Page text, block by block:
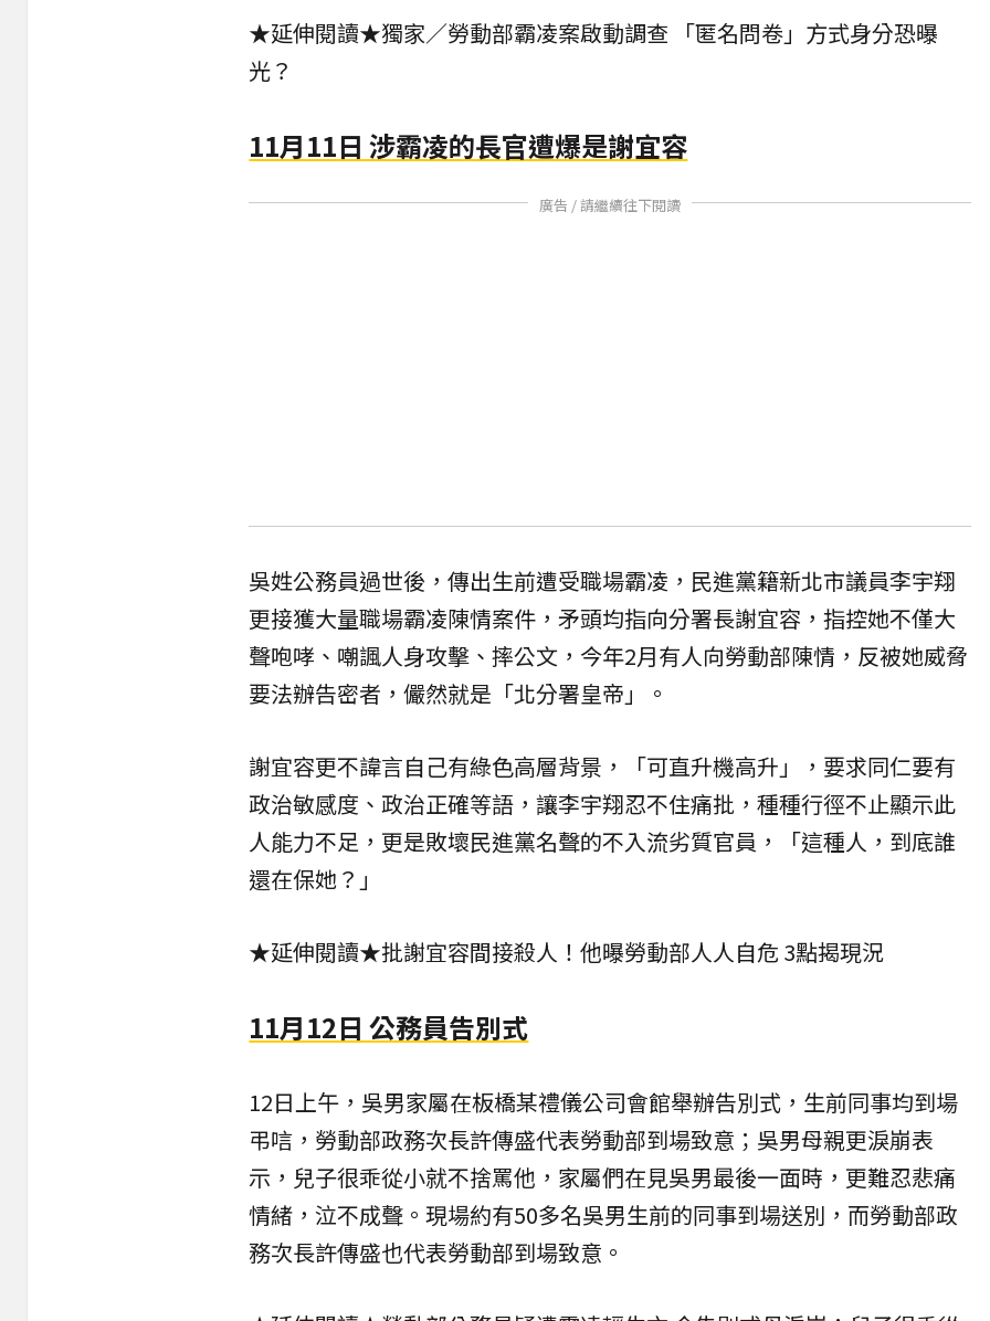
★延伸閱讀★獨家／勞動部霸凌案啟動調查 「匿名問卷」方式身分恐曝
光？
11月11日 涉霸凌的長官遭爆是謝宜容
廣告 / 請繼續往下閱讀
吳姓公務員過世後，傳出生前遭受職場霸凌，民進黨籍新北市議員李宇翔
更接獲大量職場霸凌陳情案件，矛頭均指向分署長謝宜容，指控她不僅大
聲咆哮、嘲諷人身攻擊、摔公文，今年2月有人向勞動部陳情，反被她威脅
要法辦告密者，儼然就是「北分署皇帝」。
謝宜容更不諱言自己有綠色高層背景，「可直升機高升」，要求同仁要有
政治敏感度、政治正確等語，讓李宇翔忍不住痛批，種種行徑不止顯示此
人能力不足，更是敗壞民進黨名聲的不入流劣質官員，「這種人，到底誰
還在保她？」
★延伸閱讀★批謝宜容間接殺人！他曝勞動部人人自危 3點揭現況
11月12日 公務員告別式
12日上午，吳男家屬在板橋某禮儀公司會館舉辦告別式，生前同事均到場
弔唁，勞動部政務次長許傳盛代表勞動部到場致意；吳男母親更淚崩表
示，兒子很乖從小就不捨罵他，家屬們在見吳男最後一面時，更難忍悲痛
情緒，泣不成聲。現場約有50多名吳男生前的同事到場送別，而勞動部政
務次長許傳盛也代表勞動部到場致意。